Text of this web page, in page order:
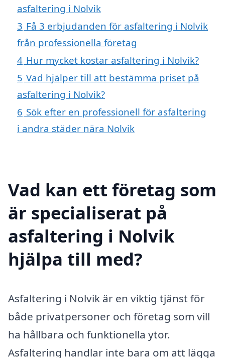
asfaltering i Nolvik
3 Få 3 erbjudanden för asfaltering i Nolvik
från professionella företag
4 Hur mycket kostar asfaltering i Nolvik?
5 Vad hjälper till att bestämma priset på
asfaltering i Nolvik?
6 Sök efter en professionell för asfaltering
i andra städer nära Nolvik
Vad kan ett företag som
är specialiserat på
asfaltering i Nolvik
hjälpa till med?
Asfaltering i Nolvik är en viktig tjänst för
både privatpersoner och företag som vill
ha hållbara och funktionella ytor.
Asfaltering handlar inte bara om att lägga